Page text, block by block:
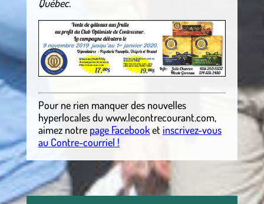
Québec.
Pour ne rien manquer des nouvelles
hyperlocalesdu www.lecontrecourant.com,
aimez notre page Facebooket inscrivez-vous
au Contre-courriel !